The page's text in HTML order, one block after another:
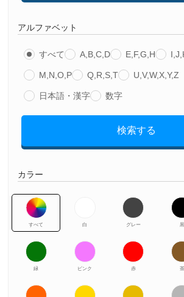
アルファベット
すべて A,B,C,D E,F,G,H
M,N,O,P Q,R,S,T U,V,W,X,Y,Z
日本語・漢字 数字
検索する
カラー
すべて 白 グレー 黒
緑 ピンク 赤 茶